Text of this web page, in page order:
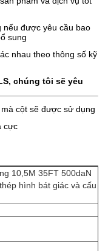
nếu được yêu cầu bao
sung
nhau theo thông số kỹ
chúng tôi sẽ yêu
cột sẽ được sử dụng
cực
10,5M 35FT 500daN
hình bát giác và cấu